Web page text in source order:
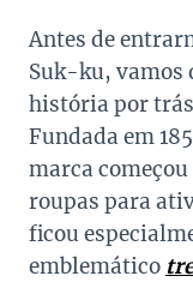
Antes de
Suk-ku, vamos
história por
Fundada em
marca
roupas para
ficou
emblemático